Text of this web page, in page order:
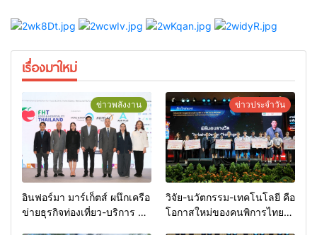
เรื่องมาใหม่
ข่าวพลังงาน
อินฟอร์มา มาร์เก็ตส์ ผนึกเครือ
ข่ายธุรกิจท่องเที่ยว-บริการ จัด
ข่าวประจำวัน
วิจัย-นวัตกรรม-เทคโนโลยี คือ
โอกาสใหม่ของคนพิการไทย